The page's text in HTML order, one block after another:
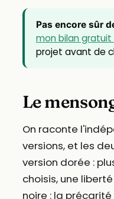
Pas encore sûr
mon bilan gratuit
projet avant de
Le
On raconte
versions, et les
version dorée :
choisis, une
noire : la